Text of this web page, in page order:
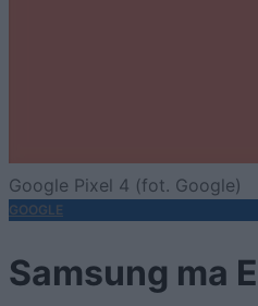
Google Pixel 4 (fot. Google)
GOOGLE
Samsung ma